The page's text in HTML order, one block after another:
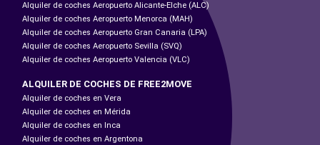
Alquiler de coches Aeropuerto Alicante-Elche (ALC)
Alquiler de coches Aeropuerto Menorca (MAH)
Alquiler de coches Aeropuerto Gran Canaria (LPA)
Alquiler de coches Aeropuerto Sevilla (SVQ)
Alquiler de coches Aeropuerto Valencia (VLC)
ALQUILER DE COCHES DE FREE2MOVE
Alquiler de coches en Vera
Alquiler de coches en Mérida
Alquiler de coches en Inca
Alquiler de coches en Argentona